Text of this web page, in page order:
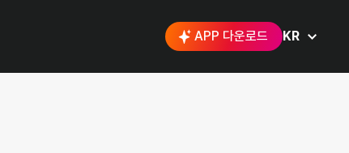
APP 다운로드 KR